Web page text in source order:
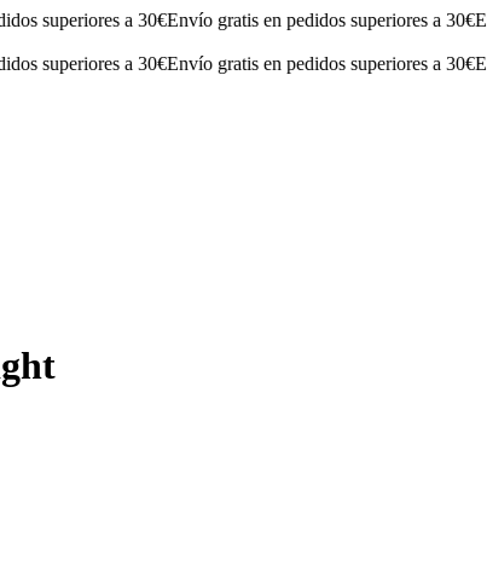
a 30€Envío gratis en pedidos superiores a 30€Envío
a 30€Envío gratis en pedidos superiores a 30€Envío